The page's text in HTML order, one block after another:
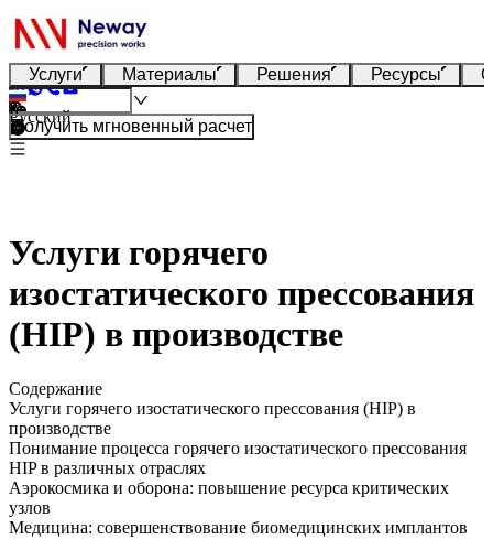
Услуги Материалы Решения Ресурсы
Русский
Получить мгновенный расчет
Услуги горячего
изостатического прессования
(HIP) в производстве
Содержание
Услуги горячего изостатического прессования (HIP) в
производстве
Понимание процесса горячего изостатического прессования
HIP в различных отраслях
Аэрокосмика и оборона: повышение ресурса критических
узлов
Медицина: совершенствование биомедицинских имплантов